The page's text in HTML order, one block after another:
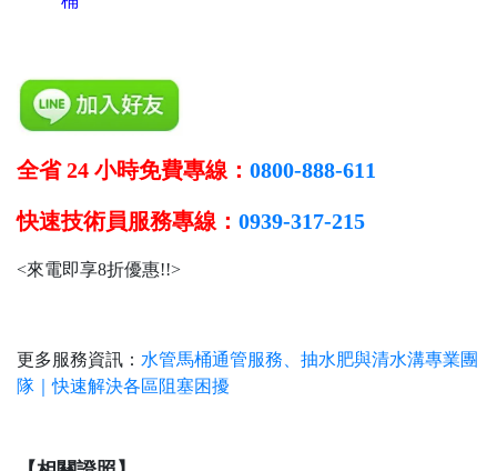
全省 24 小時免費專線： 0800-888-611
快速技術員服務專線： 0939-317-215
<來電即享8折優惠!!>
更多服務資訊： 水管馬桶通管服務、抽水肥與清水溝專業團
隊｜快速解決各區阻塞困擾